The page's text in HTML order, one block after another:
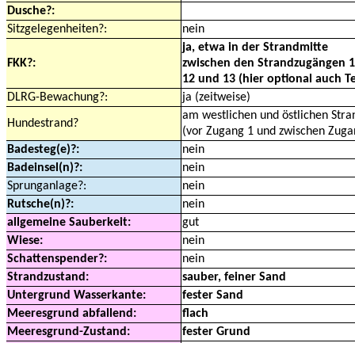
Dusche?:
Sitzgelegenheiten?:
nein
FKK?:
ja, etwa in der Strandmitte
zwischen den Strandzugängen
12 und 13 (hier optional auch
DLRG-Bewachung?:
ja (zeitweise)
Hundestrand?
am westlichen und östlichen
(vor Zugang 1 und zwischen
Badesteg(e)?:
nein
Badeinsel(n)?:
nein
Sprunganlage?:
nein
Rutsche(n)?:
nein
allgemeine Sauberkeit:
gut
Wiese:
nein
Schattenspender?:
nein
Strandzustand:
sauber, feiner Sand
Untergrund Wasserkante:
fester Sand
Meeresgrund abfallend:
flach
Meeresgrund-Zustand:
fester Grund